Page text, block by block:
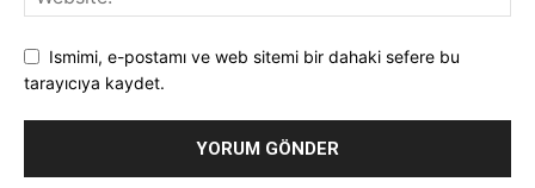
Ismimi, e-postamı ve web sitemi bir dahaki sefere bu
tarayıcıya kaydet.